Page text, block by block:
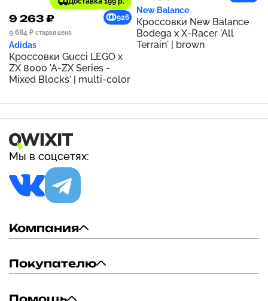
9 263 ₽
926
9 684 ₽ старая цена
Adidas
Кроссовки Gucci LEGO x
ZX 8000 'A-ZX Series -
Mixed Blocks' | multi-color
New Balance
Кроссовки New Balance
Bodega x X-Racer 'All
Terrain' | brown
Мы в соцсетях:
Компания
Покупателю